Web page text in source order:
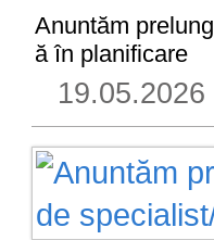
Anuntăm
ă în planificare
19.05.2026